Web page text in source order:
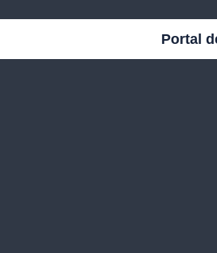
Portal